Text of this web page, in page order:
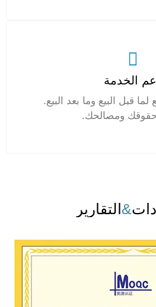
الخدمة
قبل البيع وما بعد البيع.
ومصالحك.
&التقارير